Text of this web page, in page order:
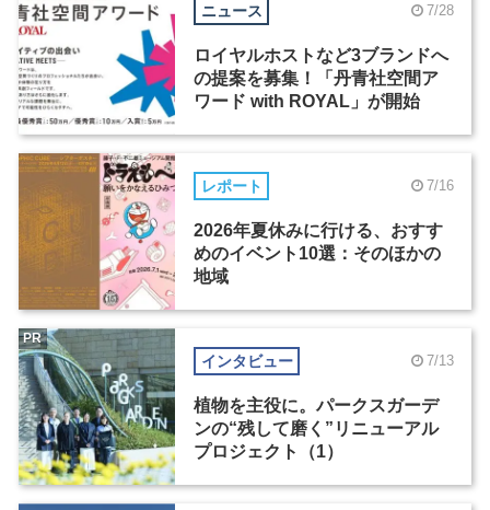
ニュース 7/28
ロイヤルホストなど3ブランドへ
の提案を募集！「丹青社空間ア
ワード with ROYAL」が開始
レポート 7/16
2026年夏休みに行ける、おすす
めのイベント10選：そのほかの
地域
インタビュー 7/13
植物を主役に。パークスガーデ
ンの“残して磨く”リニューアル
プロジェクト（1）
PR